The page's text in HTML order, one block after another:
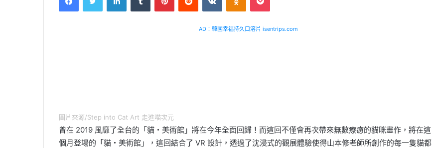
AD：韓國幸福持久口溶片 isentrips.com
圖片來源/Step into Cat Art 走進喵次元
曾在 2019 風靡了全台的「貓・美術館」將在今年全面回歸！而這回不僅會再次帶來無數療癒的貓咪畫作，將在這
個月登場的「貓・美術館」，這回結合了 VR 設計，透過了沈浸式的觀展體驗使得山本修老師所創作的每一隻貓都